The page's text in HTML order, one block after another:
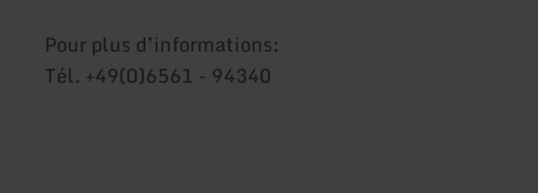
Pour plus d’informations:
Tél. +49(0)6561 - 94340